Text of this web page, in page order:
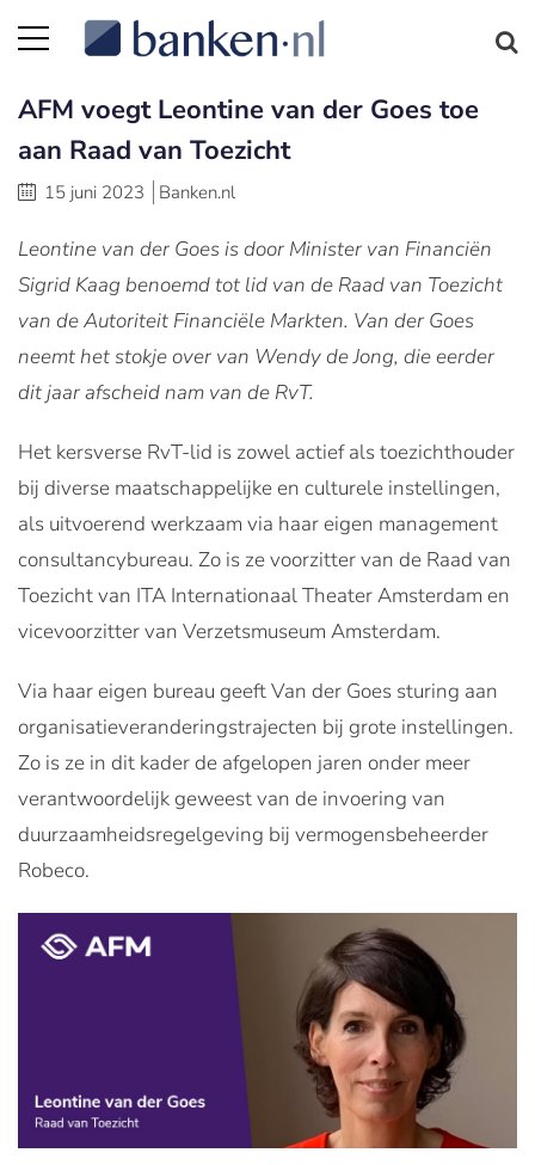
AFM voegt Leontine van der Goes toe
aan Raad van Toezicht
15 juni 2023 Banken.nl
Leontine van der Goes is door Minister van Financiën
Sigrid Kaag benoemd tot lid van de Raad van Toezicht
van de Autoriteit Financiële Markten. Van der Goes
neemt het stokje over van Wendy de Jong, die eerder
dit jaar afscheid nam van de RvT.
Het kersverse RvT-lid is zowel actief als toezichthouder
bij diverse maatschappelijke en culturele instellingen,
als uitvoerend werkzaam via haar eigen management
consultancybureau. Zo is ze voorzitter van de Raad van
Toezicht van ITA Internationaal Theater Amsterdam en
vicevoorzitter van Verzetsmuseum Amsterdam.
Via haar eigen bureau geeft Van der Goes sturing aan
organisatieveranderingstrajecten bij grote instellingen.
Zo is ze in dit kader de afgelopen jaren onder meer
verantwoordelijk geweest van de invoering van
duurzaamheidsregelgeving bij vermogensbeheerder
Robeco.